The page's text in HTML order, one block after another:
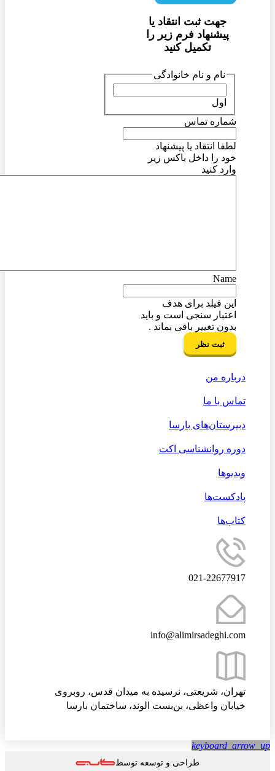
جهت ثبت انتقاد یا
پیشنهاد فرم زیر را
تکمیل کنید
نام و نام خانوادگی
شماره تماس
لطفا انتقاد یا پیشنهاد
خود را داخل باکس زیر
وارد کنید
Name
این فیلد برای هدف
اعتبار سنجی است و باید
بدون تغییر باقی بماند .
درباره من
تماس با ما
دبیرستان‌های بارسا
دوره روانشناسی اکت
ویدیوها
پادکست‌ها
کتاب‌ها
021-22677917
info@alimirsadeghi.com
تهران، شریعتی، نرسیده به میدان قدس، روبروی
خیابان واعظی، بن‌بست الوند، ساختمان بارسا
طراحی و توسعه توسط